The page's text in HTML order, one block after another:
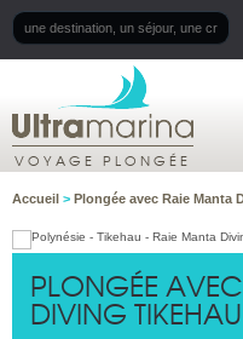
VOYAGE PLONGÉE
Accueil > Plongée avec Raie Manta
PLONGÉE
DIVING TIKEHAU